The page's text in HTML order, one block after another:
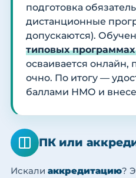
подготовка
дистанционные
допускаются).
типовых
осваивается онлайн,
очно. По итогу —
баллами НМО и
ПК или
Искали аккредитацию?